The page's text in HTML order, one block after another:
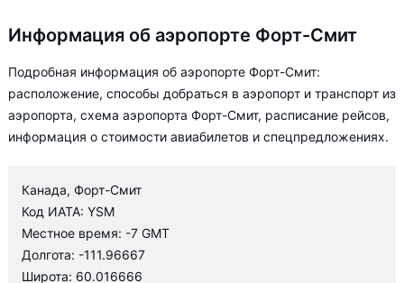
Информация об аэропорте Форт-Смит
Подробная информация об аэропорте Форт-Смит:
расположение, способы добраться в аэропорт и транспорт из
аэропорта, схема аэропорта Форт-Смит, расписание рейсов,
информация о стоимости авиабилетов и спецпредложениях.
Канада, Форт-Смит
Код ИАТА: YSM
Местное время: -7 GMT
Долгота: -111.96667
Широта: 60.016666